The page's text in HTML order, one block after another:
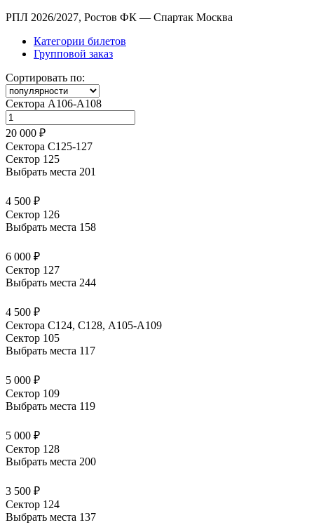
РПЛ 2026/2027, Ростов ФК — Спартак Москва
Категории билетов
Групповой заказ
Сортировать по:
Сектора А106-А108
20 000 ₽
Сектора С125-127
Сектор 125
Выбрать места 201
4 500 ₽
Сектор 126
Выбрать места 158
6 000 ₽
Сектор 127
Выбрать места 244
4 500 ₽
Сектора C124, C128, А105-А109
Сектор 105
Выбрать места 117
5 000 ₽
Сектор 109
Выбрать места 119
5 000 ₽
Сектор 128
Выбрать места 200
3 500 ₽
Сектор 124
Выбрать места 137